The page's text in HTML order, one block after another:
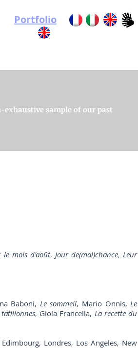
Portfolio
sample of our past
le mois d'août, Jour de(mal)chance, Leur
Baboni, Le sommeil, Mario Onnis,Le
tatillonnes, Gioia Francella, La recette du
Londres, Los Angeles, New